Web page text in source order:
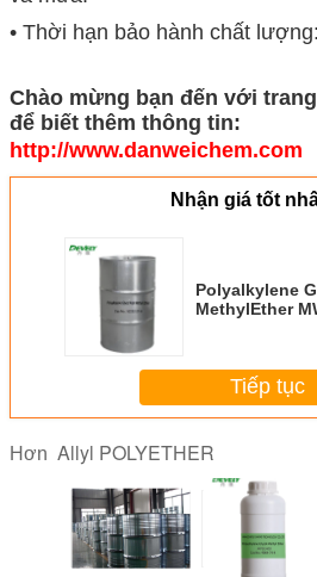
• Thời hạn bảo hành chất
Chào mừng bạn đến với
để biết thêm thông tin:
http://www.danweichem.com
Nhận giá tốt
Polyalkylene
MethylEther
Tiếp tục
Hơn Allyl POLYETHER